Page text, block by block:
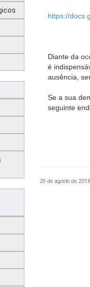
https://
Diante da
é
ausência,
Se a sua
seguinte
29 de agosto de